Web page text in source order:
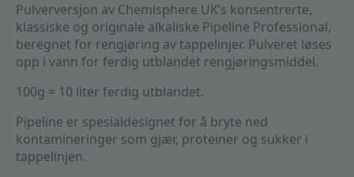
Pulverversjon av Chemisphere UK’s konsentrerte,
klassiske og originale alkaliske Pipeline Professional,
beregnet for rengjøring av tappelinjer. Pulveret løses
opp i vann for ferdig utblandet rengjøringsmiddel.
100g = 10 liter ferdig utblandet.
Pipeline er spesialdesignet for å bryte ned
kontamineringer som gjær, proteiner og sukker i
tappelinjen.